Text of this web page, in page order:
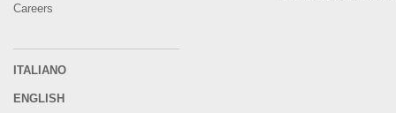
Careers
ITALIANO
ENGLISH